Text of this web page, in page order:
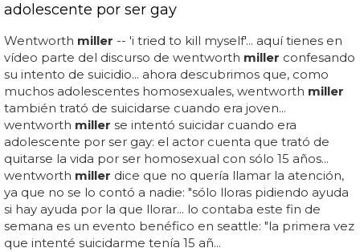
adolescente por ser gay
Wentworth miller -- 'i tried to kill myself'... aquí tienes en
vídeo parte del discurso de wentworth miller confesando
su intento de suicidio... ahora descubrimos que, como
muchos adolescentes homosexuales, wentworth miller
también trató de suicidarse cuando era joven...
wentworth miller se intentó suicidar cuando era
adolescente por ser gay: el actor cuenta que trató de
quitarse la vida por ser homosexual con sólo 15 años...
wentworth miller dice que no quería llamar la atención,
ya que no se lo contó a nadie: "sólo lloras pidiendo ayuda
si hay ayuda por la que llorar... lo contaba este fin de
semana es un evento benéfico en seattle: "la primera vez
que intenté suicidarme tenía 15 añ...